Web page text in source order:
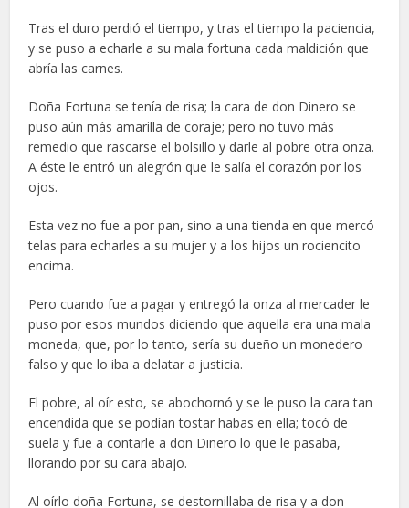
Tras el duro perdió el tiempo, y tras el tiempo la paciencia,
y se puso a echarle a su mala fortuna cada maldición que
abría las carnes.
Doña Fortuna se tenía de risa; la cara de don Dinero se
puso aún más amarilla de coraje; pero no tuvo más
remedio que rascarse el bolsillo y darle al pobre otra onza.
A éste le entró un alegrón que le salía el corazón por los
ojos.
Esta vez no fue a por pan, sino a una tienda en que mercó
telas para echarles a su mujer y a los hijos un rociencito
encima.
Pero cuando fue a pagar y entregó la onza al mercader le
puso por esos mundos diciendo que aquella era una mala
moneda, que, por lo tanto, sería su dueño un monedero
falso y que lo iba a delatar a justicia.
El pobre, al oír esto, se abochornó y se le puso la cara tan
encendida que se podían tostar habas en ella; tocó de
suela y fue a contarle a don Dinero lo que le pasaba,
llorando por su cara abajo.
Al oírlo doña Fortuna, se destornillaba de risa y a don